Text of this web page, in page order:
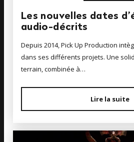
Les nouvelles dates
audio-décrits
Depuis 2014, Pick Up Production
dans ses différents projets. Une
terrain, combinée à…
Lire la suite